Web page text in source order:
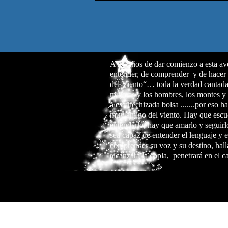
A 20 años de dar comienzo a esta
entender, de comprender y de
del Viento“… toda la verdad
mujeres y los hombres, los montes
a esa hechizada bolsa .......por eso
muy amigo del viento. Hay que
entenderlo, hay que amarlo y
sea capaz de entender el lenguaje y
comprender su voz y su destino,
alcanzará la copla, penetrará en el